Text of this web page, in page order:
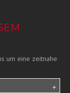
um eine zeitnahe